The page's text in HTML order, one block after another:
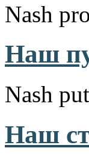
Nash
Наш
Nash
Наш